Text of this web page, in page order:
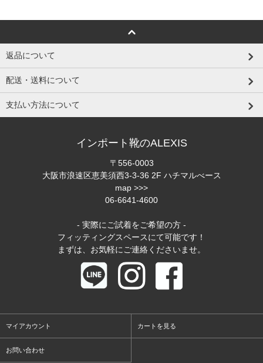
返品について
配送・送料について
支払い方法について
インポート靴のALEXIS
〒556-0003
大阪市浪速区恵美須西3-3-36 2F ハチマルべース
map >>>
06-6641-4600
- 実際にご試着をご希望の方 -
フィッティングスペースにて可能です！
まずは、お気軽にご連絡くださいませ。
マイアカウント カートを見る
お問い合わせ